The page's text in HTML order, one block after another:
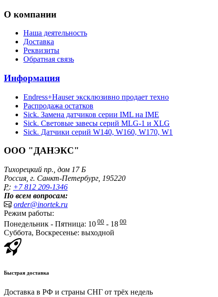
О компании
Наша деятельность
Доставка
Реквизиты
Обратная связь
Информация
Endress+Hauser эксклюзивно продает техно
Распродажа остатков
Sick. Замена датчиков серии IML на IME
Sick. Световые завесы серий MLG-1 и XLG
Sick. Датчики серий W140, W160, W170, W1
ООО "ДАНЭКС"
Тихорецкий пр., дом 17 Б
Россия, г. Санкт-Петербург, 195220
P: +7 812 209-1346
По всем вопросам:
order@inortek.ru
Режим работы:
Понедельник - Пятница: 10 00 - 18 00
Суббота, Воскресенье: выходной
Быстрая доставка
Доставка в РФ и страны СНГ от трёх недель